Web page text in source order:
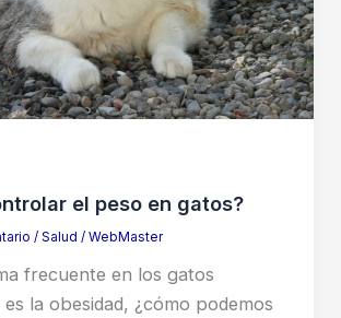
el peso en gatos?
/ Salud / WebMaster
frecuente en los gatos
la obesidad, ¿cómo podemos